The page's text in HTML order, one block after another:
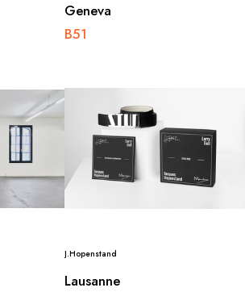
Geneva
B51
J.Hopenstand
Lausanne